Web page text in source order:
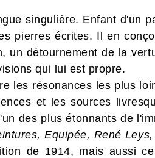
singulière. Enfant d'un
pierres écrites. Il en
un détournement de la
qui lui est propre.
les résonances les plus
et les sources
des plus étonnants de
Equipée, René
de 1914, mais aussi